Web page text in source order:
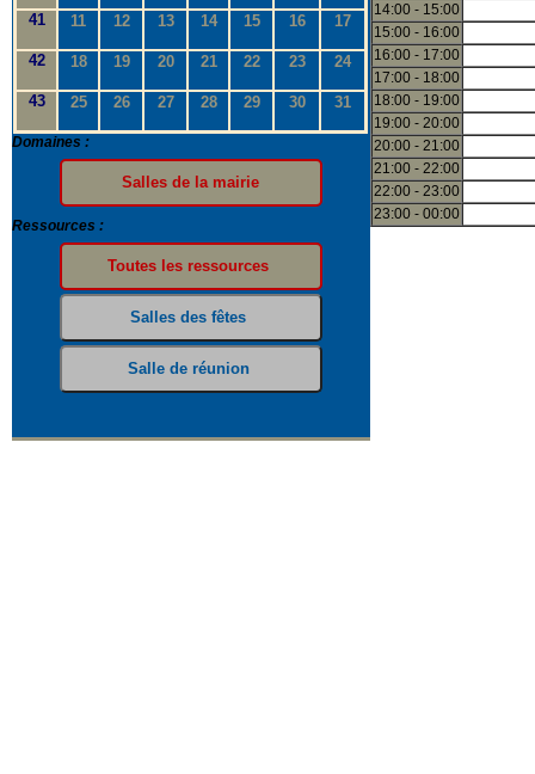
41 11 12 13 14 15 16 17
42 18 19 20 21 22 23 24
43 25 26 27 28 29 30 31
Domaines :
Ressources :
14:00 - 15:00
15:00 - 16:00
16:00 - 17:00
17:00 - 18:00
18:00 - 19:00
19:00 - 20:00
20:00 - 21:00
21:00 - 22:00
22:00 - 23:00
23:00 - 00:00